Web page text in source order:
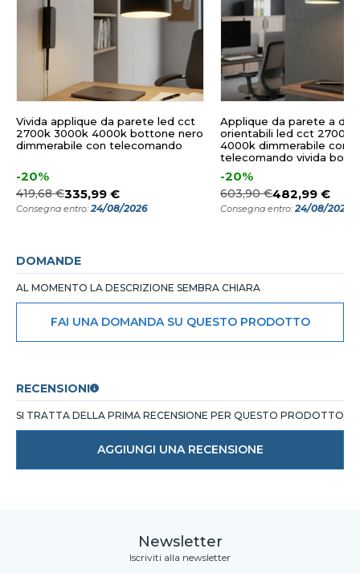
Vivida applique da parete led cct
2700k 3000k 4000k bottone nero
dimmerabile con telecomando
-20%
419,68 €335,99 €
Consegna entro:24/08/2026
Applique da parete a
orientabili led cct 2700k
4000k dimmerabile con
telecomando vivida
petrolio
-20%
603,90 €482,99 €
Consegna entro:24/08/2026
DOMANDE
AL MOMENTO LA DESCRIZIONE SEMBRA CHIARA
FAI UNA DOMANDA SU QUESTO PRODOTTO
RECENSIONI
SI TRATTA DELLA PRIMA RECENSIONE PER QUESTO PRODOTTO
AGGIUNGI UNA RECENSIONE
Newsletter
Iscriviti alla newsletter